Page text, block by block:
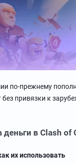
по-прежнему
привязки к
в Clash of
их использовать